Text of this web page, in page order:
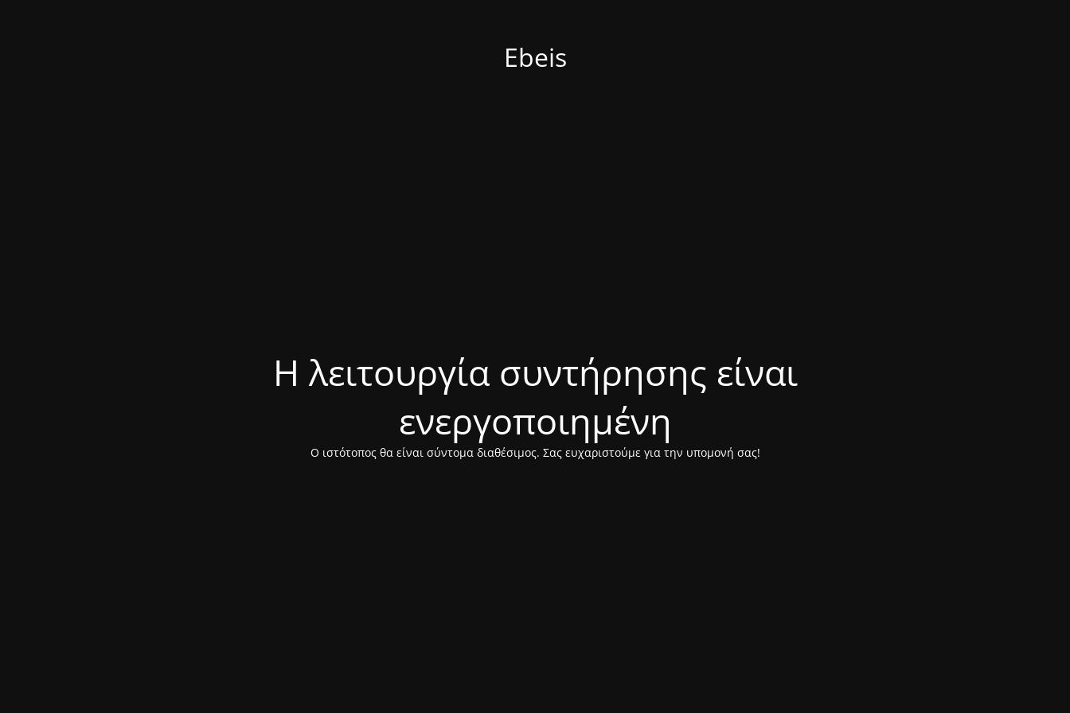
Ebeis
Η λειτουργία συντήρησης είναι
ενεργοποιημένη
Ο ιστότοπος θα είναι σύντομα διαθέσιμος. Σας ευχαριστούμε για την υπομονή σας!